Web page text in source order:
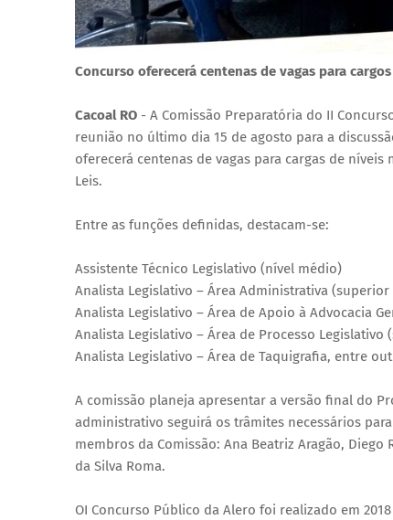
Concurso oferecerá centenas de vagas para
Cacoal RO - A Comissão Preparatória do II
reunião no último dia 15 de agosto para a
oferecerá centenas de vagas para cargas de
Leis.
Entre as funções definidas, destacam-se:
Assistente Técnico Legislativo (nível médio)
Analista Legislativo – Área Administrativa
Analista Legislativo – Área de Apoio à Advocacia
Analista Legislativo – Área de Processo
Analista Legislativo – Área de Taquigrafia, entre
A comissão planeja apresentar a versão final do
administrativo seguirá os trâmites necessários
membros da Comissão: Ana Beatriz Aragão,
da Silva Roma.
OI Concurso Público da Alero foi realizado em